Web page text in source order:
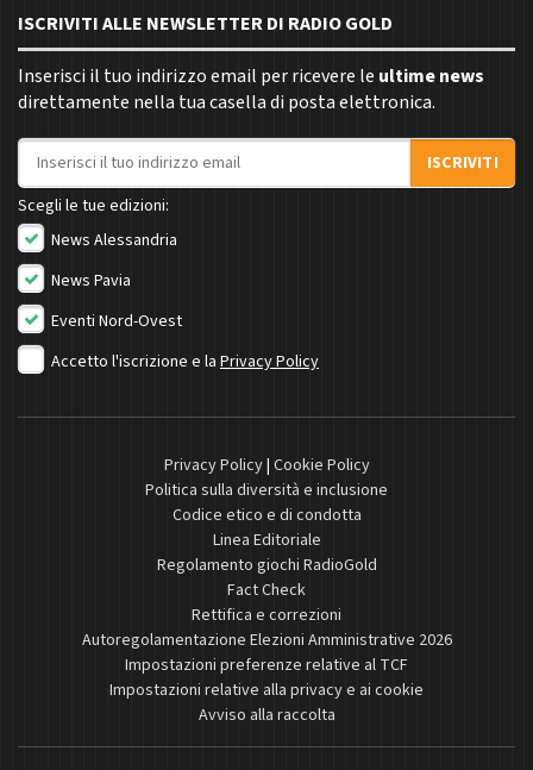
ISCRIVITI ALLE NEWSLETTER DI RADIO GOLD
Inserisci il tuo indirizzo email per ricevere le ultime news
direttamente nella tua casella di posta elettronica.
Indirizzo email
ISCRIVITI
Scegli le tue edizioni:
News Alessandria
News Pavia
Eventi Nord-Ovest
Accetto l'iscrizione e la Privacy Policy
Privacy Policy| Cookie Policy
Politica sulla diversità e inclusione
Codice etico e di condotta
Linea Editoriale
Regolamento giochi RadioGold
Fact Check
Rettifica e correzioni
Autoregolamentazione Elezioni Amministrative 2026
Impostazioni preferenze relative al TCF
Impostazioni relative alla privacy e ai cookie
Avviso alla raccolta